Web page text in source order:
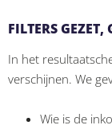
FILTERS GEZET,
In het
verschijnen. We
Wie is de